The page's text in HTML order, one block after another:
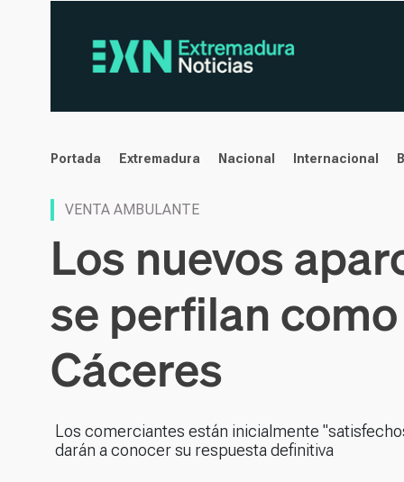
noticias
Portada Extremadura Nacional Internacional
VENTA AMBULANTE
Los nuevos
se perfilan
Cáceres
Los comerciantes están inicialmente
darán a conocer su respuesta definitiva